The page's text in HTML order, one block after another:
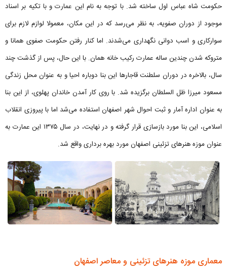
حکومت شاه عباس اول ساخته شد. با توجه به نام این عمارت و با تکیه بر اسناد
موجود از دوران صفویه، به نظر می‌رسد که در این مکان، معمولا لوازم لازم برای
سوارکاری و اسب دوانی نگهداری می‌شدند. اما کنار رفتن حکومت صفوی همانا و
متروکه شدن چندین ساله عمارت رکیب خانه همان. با این حال، پس از گذشت چند
سال، بالاخره در دوران سلطنت قاجارها این بنا دوباره احیا و به عنوان محل زندگی
مسعود میرزا ظل السلطان برگزیده شد. با روی کار آمدن خاندان پهلوی، از این بنا
به عنوان اداره آمار و ثبت احوال شهر اصفهان استفاده می‌شد اما با پیروزی انقلاب
اسلامی، این بنا مورد بازسازی قرار گرفته و در نهایت، در سال ۱۳۷۵ این عمارت به
عنوان موزه هنرهای تزئینی اصفهان مورد بهره برداری واقع شد.
معماری موزه هنرهای تزئینی و معاصر اصفهان